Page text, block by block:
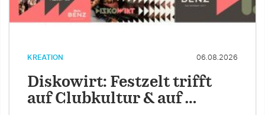
KREATION 06.08.2026
Diskowirt: Festzelt trifft
auf Clubkultur & auf …